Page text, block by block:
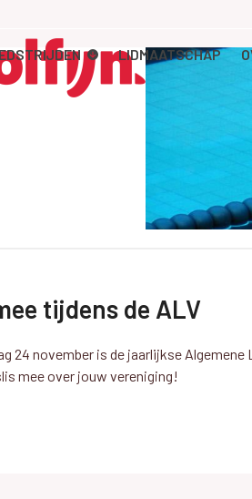
LIDMAATSCHAP
tijdens de ALV
24 november is de jaarlijkse
mee over jouw vereniging!